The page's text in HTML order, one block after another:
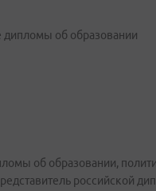
дипломы об образовании
об образовании,
российской